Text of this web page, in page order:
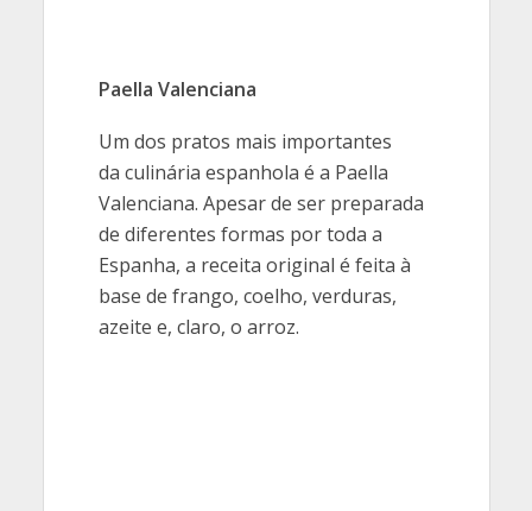
Paella Valenciana
Um dos pratos mais importantes
da culinária espanhola é a Paella
Valenciana. Apesar de ser preparada
de diferentes formas por toda a
Espanha, a receita original é feita à
base de frango, coelho, verduras,
azeite e, claro, o arroz.